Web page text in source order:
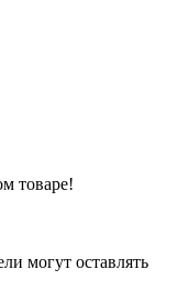
товаре!
могут оставлять